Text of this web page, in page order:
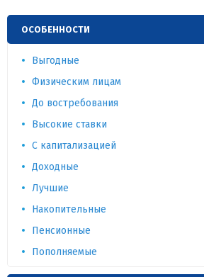
ОСОБЕННОСТИ
Выгодные
Физическим лицам
До востребования
Высокие ставки
С капитализацией
Доходные
Лучшие
Накопительные
Пенсионные
Пополняемые